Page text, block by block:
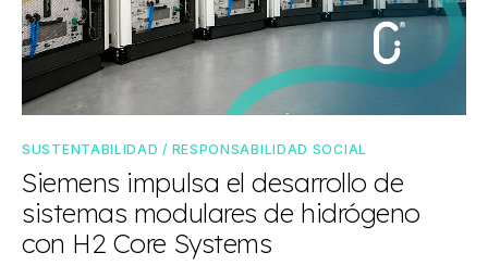
SUSTENTABILIDAD / RESPONSABILIDAD SOCIAL
Siemens impulsa el desarrollo de
sistemas modulares de hidrógeno
con H2 Core Systems